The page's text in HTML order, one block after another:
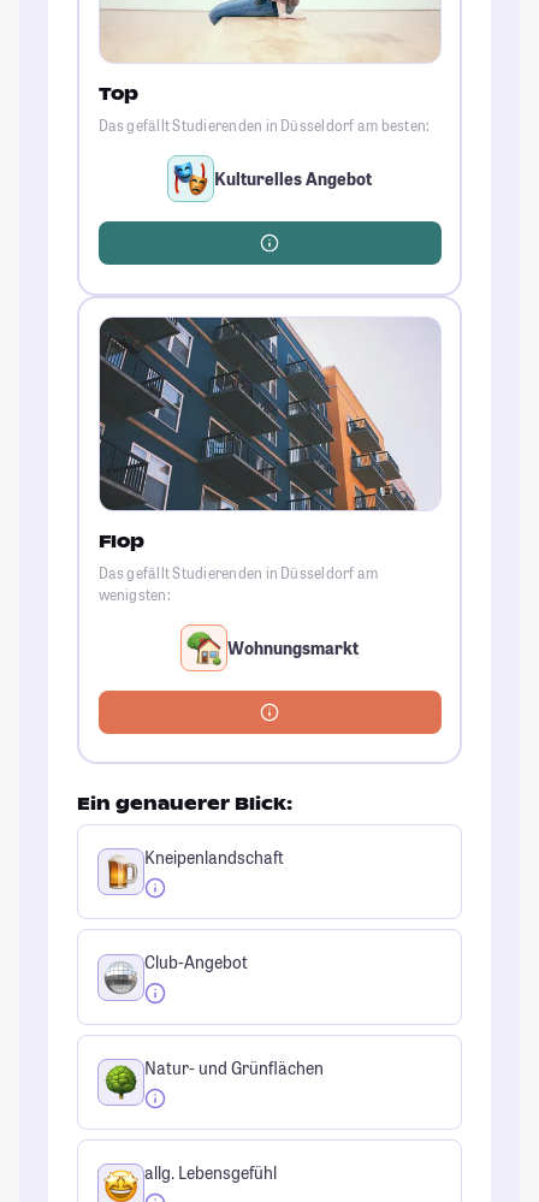
Top
Das gefällt Studierenden in Düsseldorf am besten:
Kulturelles Angebot
Flop
Das gefällt Studierenden in Düsseldorf am
wenigsten:
Wohnungsmarkt
Ein genauerer Blick:
Kneipenlandschaft
Club-Angebot
Natur- und Grünflächen
allg. Lebensgefühl